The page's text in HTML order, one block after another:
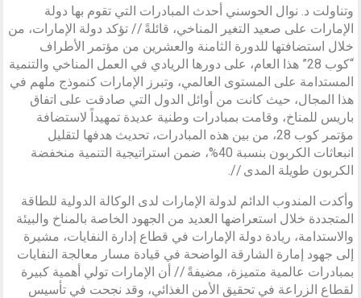
وتناولت د. نوال الحوسني أحدث المبادرات التي تقوم بها دولة
الإمارات على صعيد التغير المناخي، قائلةً // تؤكد دولة الإمارات، من
خلال استضافتها للدورة الثامنة والعشرين من مؤتمر الأطراف
“كوب 28” هذا العام، على دورها الريادي في العمل المناخي والتنمية
المستدامة على المستوى العالمي، وتبرز الإمارات كنموذج ملهم في
هذا المجال، حيث كانت من أوائل الدول التي صادقت على اتفاق
باريس للمناخ، وقامت بمبادرات وطنية عديدة تمهيداً لاستضافة
مؤتمر كوب 28، من بين هذه المبادرات، تحديث هدفها لتقليل
انبعاثات الكربون بنسبة 40%، ضمن استراتيجية التنمية منخفضة
الكربون طويلة المدى //.
وأكدت المندوب الدائم لدولة الإمارات لدى الوكالة الدولية للطاقة
المتجددة خلال استعراضها العديد من الجهود الخاصة بالمناخ والبيئة
والاستدامة، ريادة دولة الإمارات في قطاع إدارة النفايات، مشيرة
إلى جهود إمارة الشارقة الواضحة في قيادة مسار معالجة النفايات
بمبادرات عالمية متميزة، مضيفةً // أن الإمارات تولي أهمية كبيرة
لقطاع الزراعة في تحقيق الأمن الغذائي، وقد نجحت في تأسيس